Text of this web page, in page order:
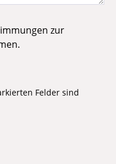
zur
Felder sind